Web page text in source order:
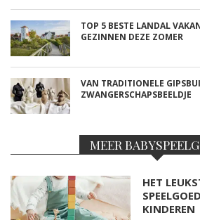
TOP 5 BESTE LANDAL
GEZINNEN DEZE ZOMER
VAN TRADITIONELE
ZWANGERSCHAPSBEELDJE
MEER
HET
KINDEREN